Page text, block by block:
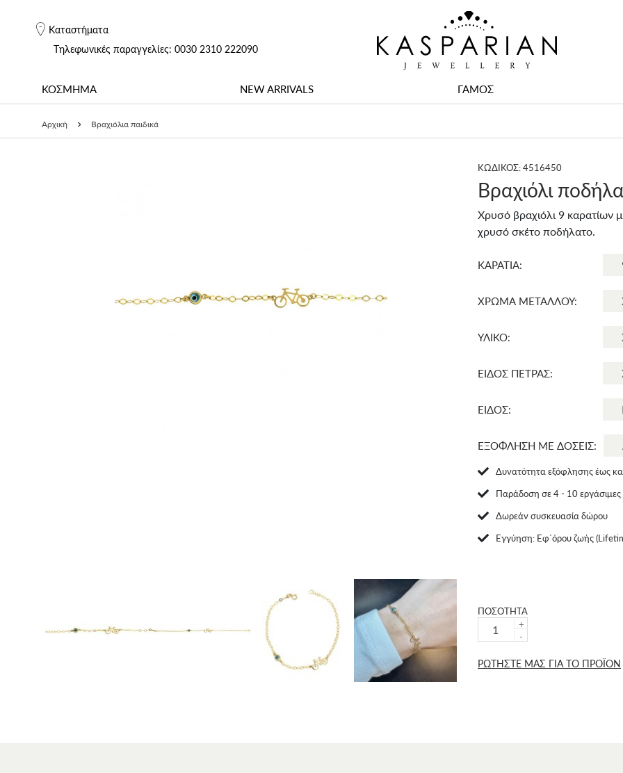
Καταστήματα
Tηλεφωνικές παραγγελίες: 0030 2310 222090
ΚΟΣΜΗΜΑ NEW ARRIVALS ΓΑΜΟΣ
Αρχική Βραχιόλια παιδικά
ΚΩΔΙΚΟΣ: 4516450
Βραχιόλι
Χρυσό βραχιόλι 9 καρατίων
χρυσό σκέτο ποδήλατο.
ΚΑΡΑΤΙΑ:
ΧΡΩΜΑ ΜΕΤΑΛΛΟΥ:
ΥΛΙΚΟ:
ΕΙΔΟΣ ΠΕΤΡΑΣ:
ΕΙΔΟΣ:
ΕΞΟΦΛΗΣΗ ΜΕ ΔΟΣΕΙΣ:
Δυνατότητα εξόφλησης έως
Παράδοση σε 4 - 10 εργάσιμες
Δωρεάν συσκευασία δώρου
Eγγύηση: Εφ΄όρου ζωής
ΠΟΣΟΤΗΤΑ
+
-
ΡΩΤΗΣΤΕ ΜΑΣ ΓΙΑ ΤΟ ΠΡΟΪΟΝ